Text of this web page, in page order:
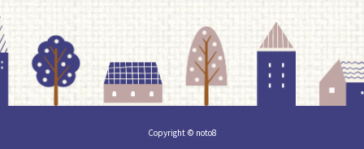
Copyright © noto8